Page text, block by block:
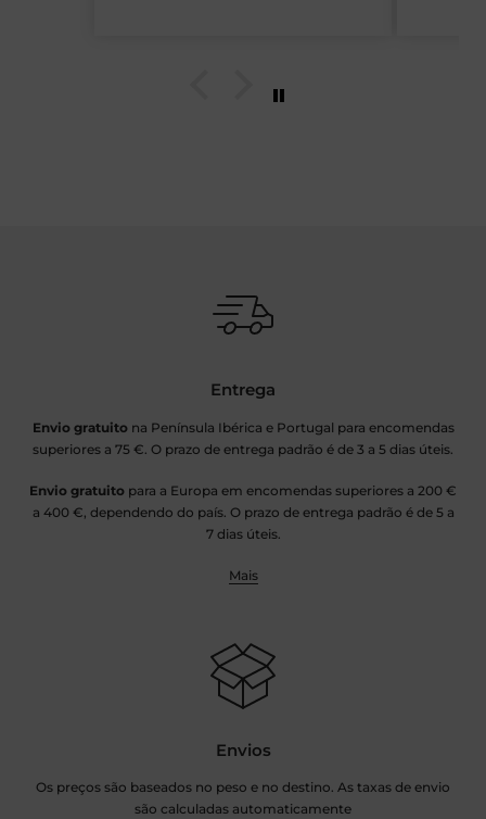
Entrega
Envio gratuitona Península Ibérica e Portugal para encomendas
superiores a 75 €. O prazo de entrega padrão é de 3 a 5 dias úteis.
Envio gratuito para a Europa em encomendas superiores a 200 €
a 400 €, dependendo do país. O prazo de entrega padrão é de 5 a
7 dias úteis.
Mais
Envios
Os preços são baseados no peso e no destino. As taxas de envio
são calculadas automaticamente